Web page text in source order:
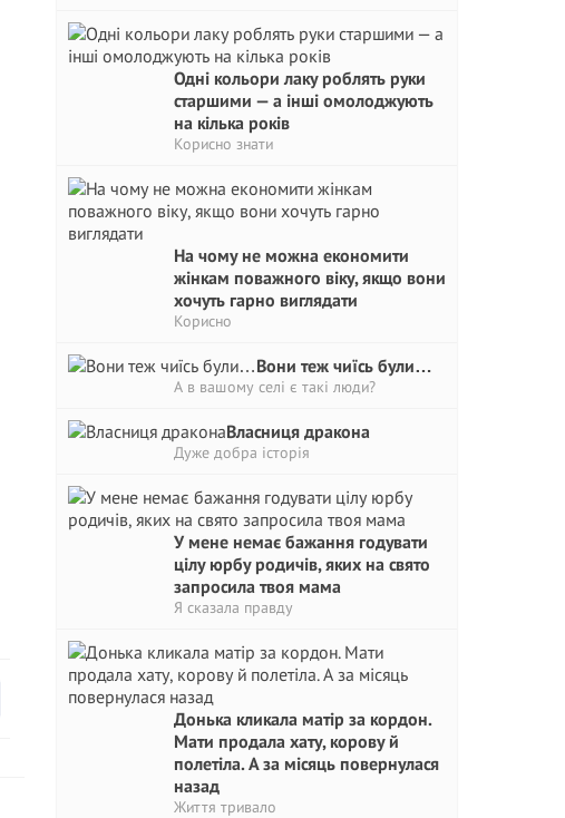
Одні кольори лаку роблять руки
старшими — а інші омолоджують
на кілька років
Корисно знати
На чому не можна економити
жінкам поважного віку, якщо вони
хочуть гарно виглядати
Корисно
Вони теж чиїсь були…
А в вашому селі є такі люди?
Власниця дракона
Дуже добра історія
У мене немає бажання годувати
цілу юрбу родичів, яких на свято
запросила твоя мама
Я сказала правду
Донька кликала матір за кордон.
Мати продала хату, корову й
полетіла. А за місяць повернулася
назад
Життя тривало